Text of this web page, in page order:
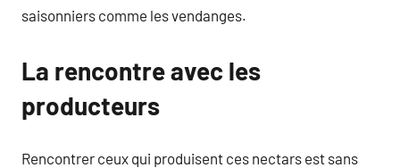
saisonniers comme les vendanges.
La rencontre avec les
producteurs
Rencontrer ceux qui produisent ces nectars est sans